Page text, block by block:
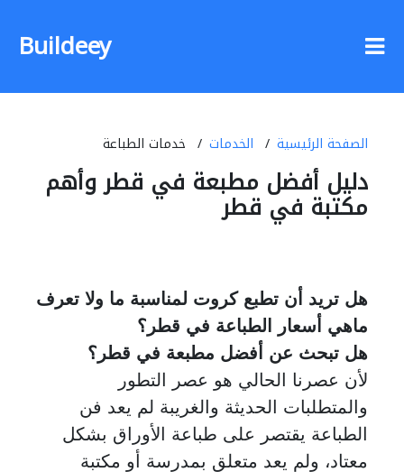
Buildeey
الصفحة الرئيسية الخدمات خدمات الطباعة
دليل أفضل مطبعة في قطر وأهم
مكتبة في قطر
هل تريد أن تطبع كروت لمناسبة ما ولا تعرف
ماهي أسعار الطباعة في قطر؟
هل تبحث عن أفضل مطبعة في قطر؟
لأن عصرنا الحالي هو عصر التطور
والمتطلبات الحديثة والغريبة لم يعد فن
الطباعة يقتصر على طباعة الأوراق بشكل
معتاد، ولم يعد متعلق بمدرسة أو مكتبة